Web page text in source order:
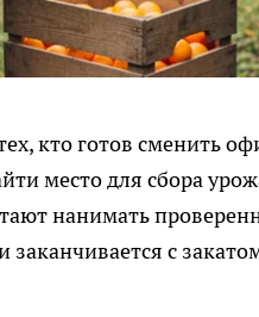
кто готов сменить
место для сбора
нанимать
с